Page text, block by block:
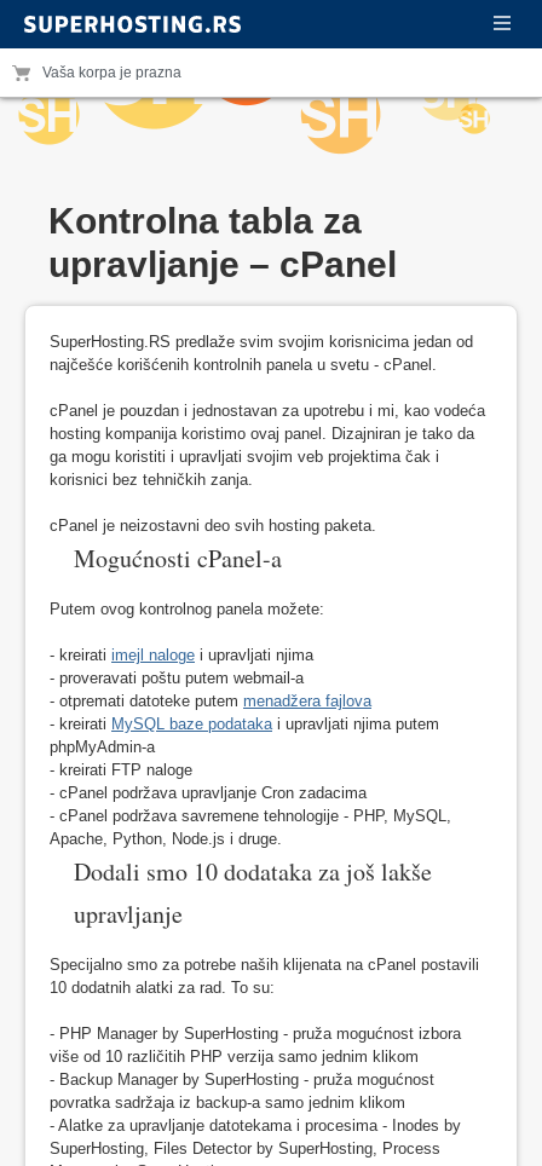
Vaša korpa je prazna
Kontrolna tabla za
upravljanje – cPanel
SuperHosting.RS predlaže svim svojim korisnicima jedan od
najčešće korišćenih kontrolnih panela u svetu - cPanel.
cPanel je pouzdan i jednostavan za upotrebu i mi, kao vodeća
hosting kompanija koristimo ovaj panel. Dizajniran je tako da
ga mogu koristiti i upravljati svojim veb projektima čak i
korisnici bez tehničkih zanja.
cPanel je neizostavni deo svih hosting paketa.
Mogućnosti cPanel-a
Putem ovog kontrolnog panela možete:
- kreirati imejl naloge i upravljati njima
- proveravati poštu putem webmail-a
- otpremati datoteke putem menadžera fajlova
- kreirati MySQL baze podatakai upravljati njima putem
phpMyAdmin-a
- kreirati FTP naloge
- cPanel podržava upravljanje Cron zadacima
- cPanel podržava savremene tehnologije - PHP, MySQL,
Apache, Python, Node.js i druge.
Dodali smo 10 dodataka za još lakše
upravljanje
Specijalno smo za potrebe naših klijenata na cPanel postavili
10 dodatnih alatki za rad. To su:
- PHP Manager by SuperHosting - pruža mogućnost izbora
više od 10 različitih PHP verzija samo jednim klikom
- Backup Manager by SuperHosting - pruža mogućnost
povratka sadržaja iz backup-a samo jednim klikom
- Alatke za upravljanje datotekama i procesima - Inodes by
SuperHosting, Files Detector by SuperHosting, Process